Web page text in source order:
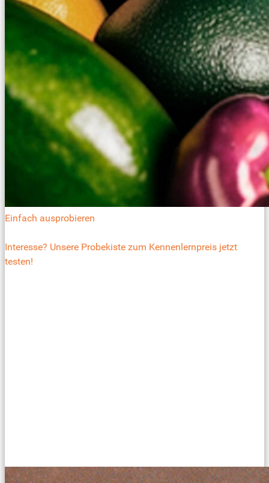
Einfach ausprobieren
Interesse? Unsere Probekiste zum Kennenlernpreis jetzt
testen!